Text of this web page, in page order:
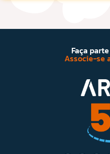
Faça
Associe-se